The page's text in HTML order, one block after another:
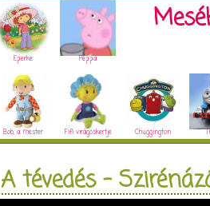
Eperke Peppa
Bob, a mester Fifi virágoskertje Chuggington
A tévedés -